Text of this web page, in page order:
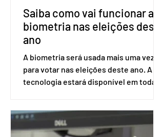
Saiba como vai funcionar a
biometria nas eleições deste
ano
A biometria será usada mais uma vez
para votar nas eleições deste ano. A
tecnologia estará disponível em todas
Apesar da requisição, a biometria não é
obrigatória para exercer o direito ao